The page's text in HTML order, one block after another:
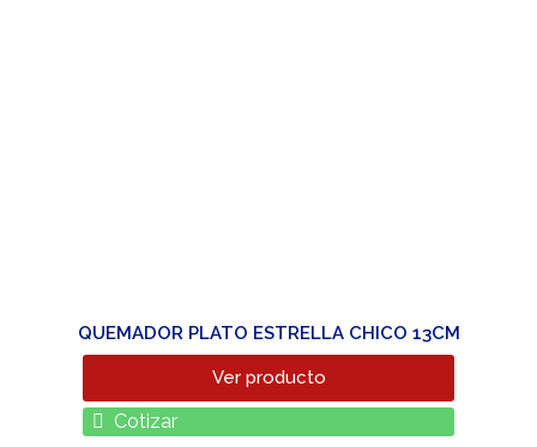
QUEMADOR PLATO ESTRELLA CHICO 13CM
Ver producto
Cotizar